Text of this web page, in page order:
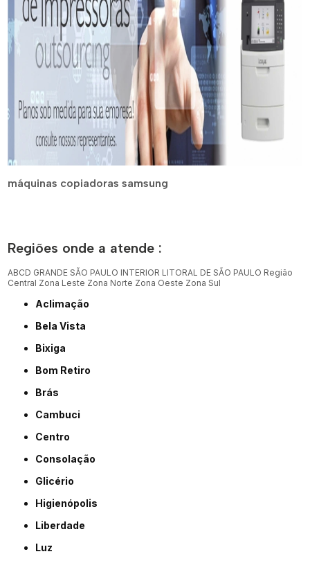
máquinas copiadoras samsung
Regiões onde a atende :
ABCD GRANDE SÃO PAULO INTERIOR LITORAL DE SÃO PAULO Região
Central Zona Leste Zona Norte Zona Oeste Zona Sul
Aclimação
Bela Vista
Bixiga
Bom Retiro
Brás
Cambuci
Centro
Consolação
Glicério
Higienópolis
Liberdade
Luz